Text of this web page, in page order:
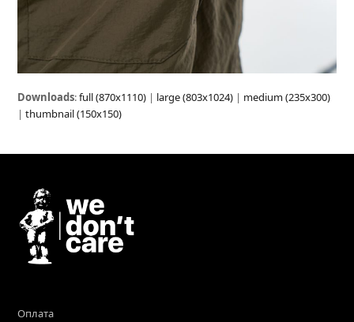
Downloads:full (870x1110) | large (803x1024) | medium (235x300)
|thumbnail (150x150)
Оплата